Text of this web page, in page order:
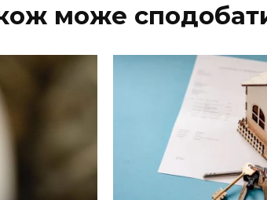
може